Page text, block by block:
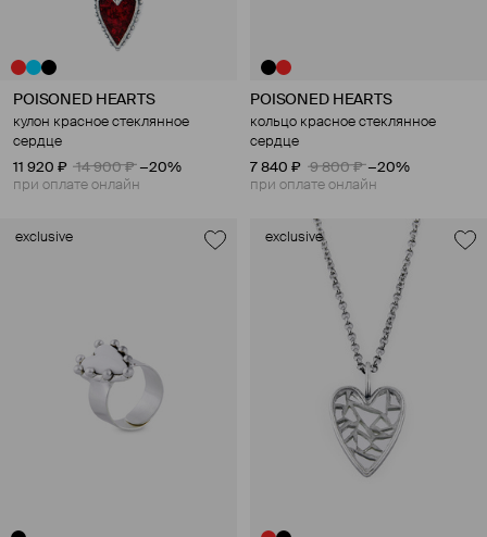
POISONED HEARTS
кулон красное стеклянное
сердце
11 920 ₽
14 900 ₽ −20%
при оплате онлайн
POISONED HEARTS
кольцо красное стеклянное
сердце
7 840 ₽
9 800 ₽ −20%
при оплате онлайн
exclusive exclusive